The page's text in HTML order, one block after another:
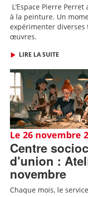
L’Espace Pierre Perret
à la peinture. Un
expérimenter diverses
œuvres.
LIRE LA SUITE
Le 26 novembre
Centre
d'union :
novembre
Chaque mois, le